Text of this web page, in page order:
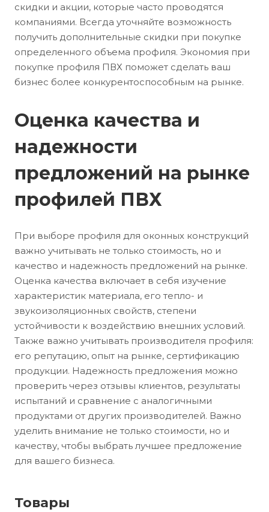
скидки и акции, которые часто проводятся
компаниями. Всегда уточняйте возможность
получить дополнительные скидки при покупке
определенного объема профиля. Экономия при
покупке профиля ПВХ поможет сделать ваш
бизнес более конкурентоспособным на рынке.
Оценка качества и
надежности
предложений на рынке
профилей ПВХ
При выборе профиля для оконных конструкций
важно учитывать не только стоимость, но и
качество и надежность предложений на рынке.
Оценка качества включает в себя изучение
характеристик материала, его тепло- и
звукоизоляционных свойств, степени
устойчивости к воздействию внешних условий.
Также важно учитывать производителя профиля:
его репутацию, опыт на рынке, сертификацию
продукции. Надежность предложения можно
проверить через отзывы клиентов, результаты
испытаний и сравнение с аналогичными
продуктами от других производителей. Важно
уделить внимание не только стоимости, но и
качеству, чтобы выбрать лучшее предложение
для вашего бизнеса.
Товары